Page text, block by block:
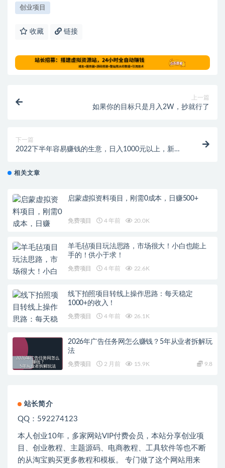
创业项目
收藏 链接
上一篇
如果你的目标只是月入2W，抄就行了
下一篇
2022下半年容易赚钱的生意，日入1000元以上，新鲜
相关文章
启蒙虚拟资料项目，刚需0成本，日赚500+
免费项目 4 年前 20.0K
羊毛毡项目玩法思路，市场很大！小白也能上
手的！供小于求！
免费项目 4 年前 22.6K
线下拍照项目转线上操作思路：每天稳定
1000+的收入！
免费项目 4 年前 26.1K
2026年广告任务网怎么赚钱？5年从业者拆解玩
法
免费项目 2 月前 15.9K 9.8
站长简介
QQ：592274123
本人创业10年，多家网站VIP付费会员，本站分享创业项
目、创业教程、主题源码、电商教程、工具软件等也不断
的从淘宝购买更多教程和模板。 专门做了这个网站用来